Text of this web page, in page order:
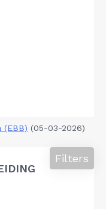
(EBB) (05-03-2026)
Filters